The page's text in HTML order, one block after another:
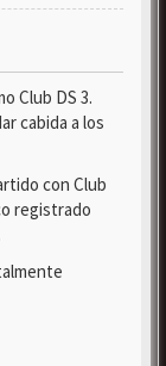
Club DS 3.
cabida a los
con Club
registrado